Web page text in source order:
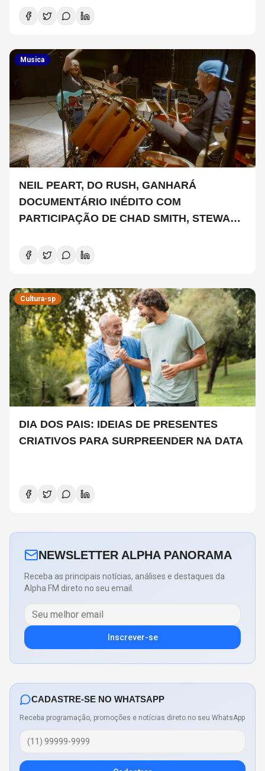
Musica
NEIL PEART, DO RUSH, GANHARÁ
DOCUMENTÁRIO INÉDITO COM
PARTICIPAÇÃO DE CHAD SMITH, STEWART
Cultura-sp
DIA DOS PAIS: IDEIAS DE PRESENTES
CRIATIVOS PARA SURPREENDER NA DATA
NEWSLETTER ALPHA PANORAMA
Receba as principais notícias, análises e destaques da
Alpha FM direto no seu email.
Inscrever-se
CADASTRE-SE NO WHATSAPP
Receba programação, promoções e notícias direto no seu WhatsApp